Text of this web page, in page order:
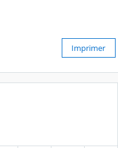
Imprimer